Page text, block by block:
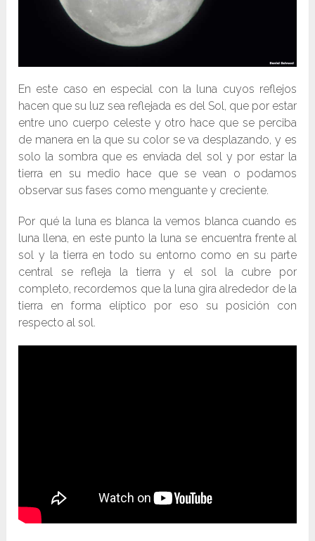
En este caso en especial con la luna cuyos reflejos
hacen que su luz sea reflejada es del Sol, que por estar
entre uno cuerpo celeste y otro hace que se perciba
de manera en la que su color se va desplazando, y es
solo la sombra que es enviada del sol y por estar la
tierra en su medio hace que se vean o podamos
observar sus fases como menguante y creciente.
Por qué la luna es blanca la vemos blanca cuando es
luna llena, en este punto la luna se encuentra frente al
sol y la tierra en todo su entorno como en su parte
central se refleja la tierra y el sol la cubre por
completo, recordemos que la luna gira alrededor de la
tierra en forma elíptico por eso su posición con
respecto al sol.